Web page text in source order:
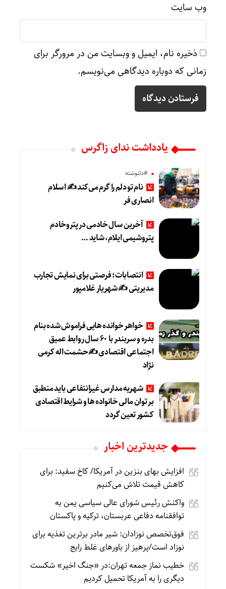
وب‌ سایت
ذخیره نام، ایمیل و وبسایت من در مرورگر برای
زمانی که دوباره دیدگاهی می‌نویسم.
یادداشت ندای زاگرس
#دلنوشته
نام تو دلم را گرم می‌کند ✍️ اسلام
انصاری فر
آخرین سال خادمی در پتروخادم
پتروشیمی ایلام، شاید …
انتصابات؛ فرصتی برای نمایش تجارب
مدیریتی ✍ شهریار غلامپور
خواهر خوانده هایی فراموش شده بنام
بدره و سربندر با ۶۰ سال روابط عمیق
اجتماعی اقتصادی ✍حشمت اله کرمی
نژاد
شهریه مدارس غیرانتفاعی باید منطبق
بر توان مالی خانواده ها و شرایط اقتصادی
کشور تعین گردد
جديدترين اخبار
افزایش بهای بنزین در آمریکا/ کاخ سفید: برای
کاهش قیمت تلاش می‌کنیم
واکنش رئیس شورای عالی سیاسی یمن به
توافقنامه دفاعی عربستان، ترکیه و پاکستان
فوق‌تخصص نوزادان: شیر مادر برترین تغذیه برای
نوزاد است/پرهیز از باورهای غلط رایج
خطیب نماز جمعه تهران:در «جنگ اخیر» شکست
دیگری را به آمریکا تحمیل کردیم